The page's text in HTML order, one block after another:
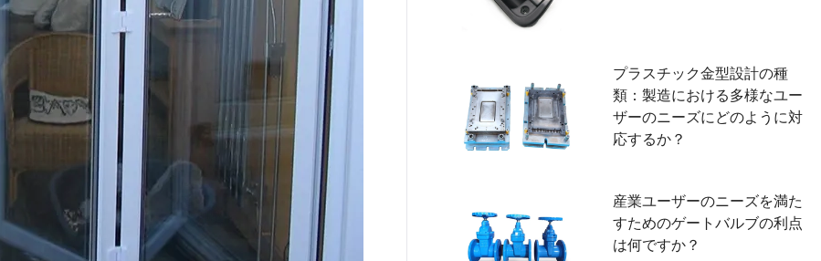
プラスチック金型設計の種
類：製造における多様なユー
ザーのニーズにどのように対
応するか？
産業ユーザーのニーズを満た
すためのゲートバルブの利点
は何ですか？